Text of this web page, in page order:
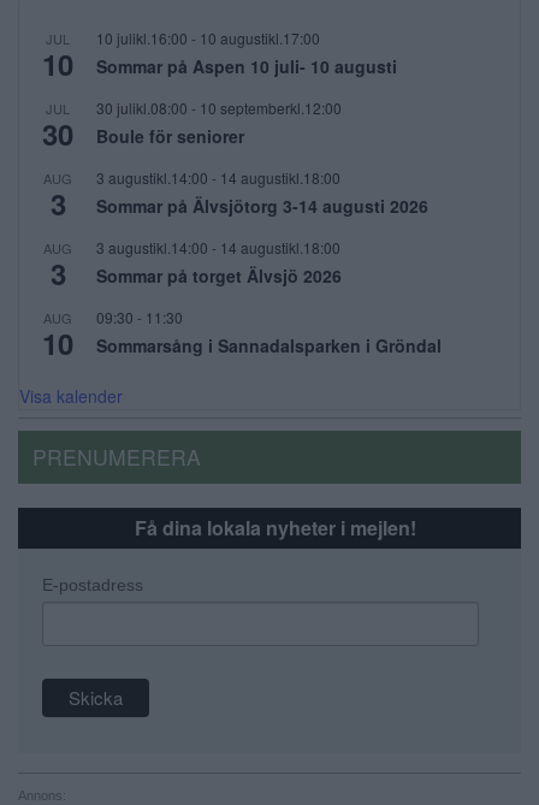
JUL
10
10 julikl.16:00 - 10 augustikl.17:00
Sommar på Aspen 10 juli- 10 augusti
JUL
30
30 julikl.08:00 - 10 septemberkl.12:00
Boule för seniorer
AUG
3
3 augustikl.14:00 - 14 augustikl.18:00
Sommar på Älvsjötorg 3-14 augusti 2026
AUG
3
3 augustikl.14:00 - 14 augustikl.18:00
Sommar på torget Älvsjö 2026
AUG
10
09:30 - 11:30
Sommarsång i Sannadalsparken i Gröndal
Visa kalender
PRENUMERERA
Få dina lokala nyheter i mejlen!
E-postadress
Annons: